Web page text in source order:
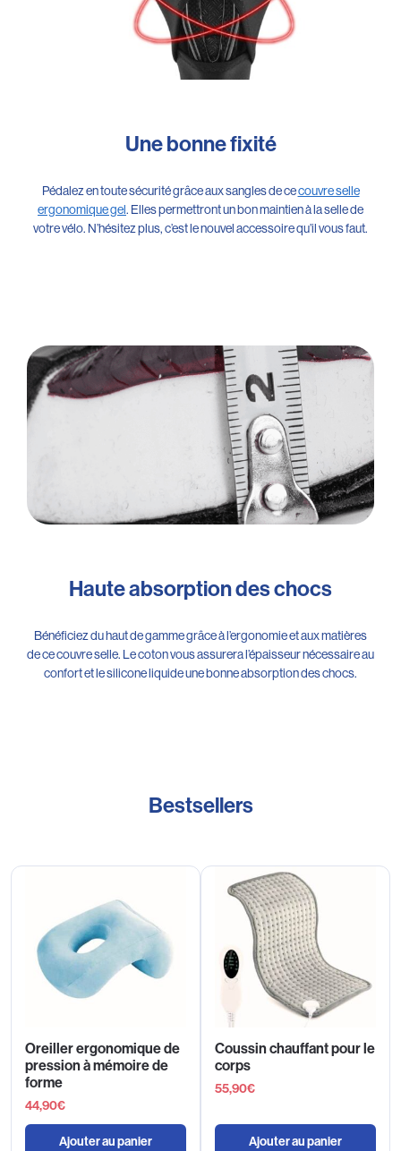
Une bonne fixité
Pédalez en toute sécurité grâce aux sangles de cecouvre selle
ergonomique gel. Elles permettront un bon maintien à la selle de
votre vélo. N’hésitez plus, c’est le nouvel accessoire qu’il vous faut.
Haute absorption des chocs
Bénéficiez du haut de gamme grâce à l’ergonomie et aux matières
de ce couvre selle. Le coton vous assurera l’épaisseur nécessaire au
confort et le silicone liquide une bonne absorption des chocs.
Bestsellers
Oreiller ergonomique de
pression à mémoire de
forme
44,90€
Ajouter au panier
Coussin chauffant pour le
corps
55,90€
Ajouter au panier